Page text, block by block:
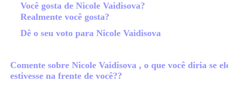
Você gosta de Nicole Vaidisova?
Realmente você gosta?
Dê o seu voto para Nicole Vaidisova
Comente sobre Nicole Vaidisova , o que você diria se
estivesse na frente de você??